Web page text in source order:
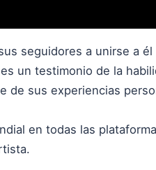
seguidores a unirse a
un testimonio de la
de sus experiencias
en todas las